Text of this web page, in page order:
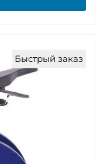
Быстрый заказ